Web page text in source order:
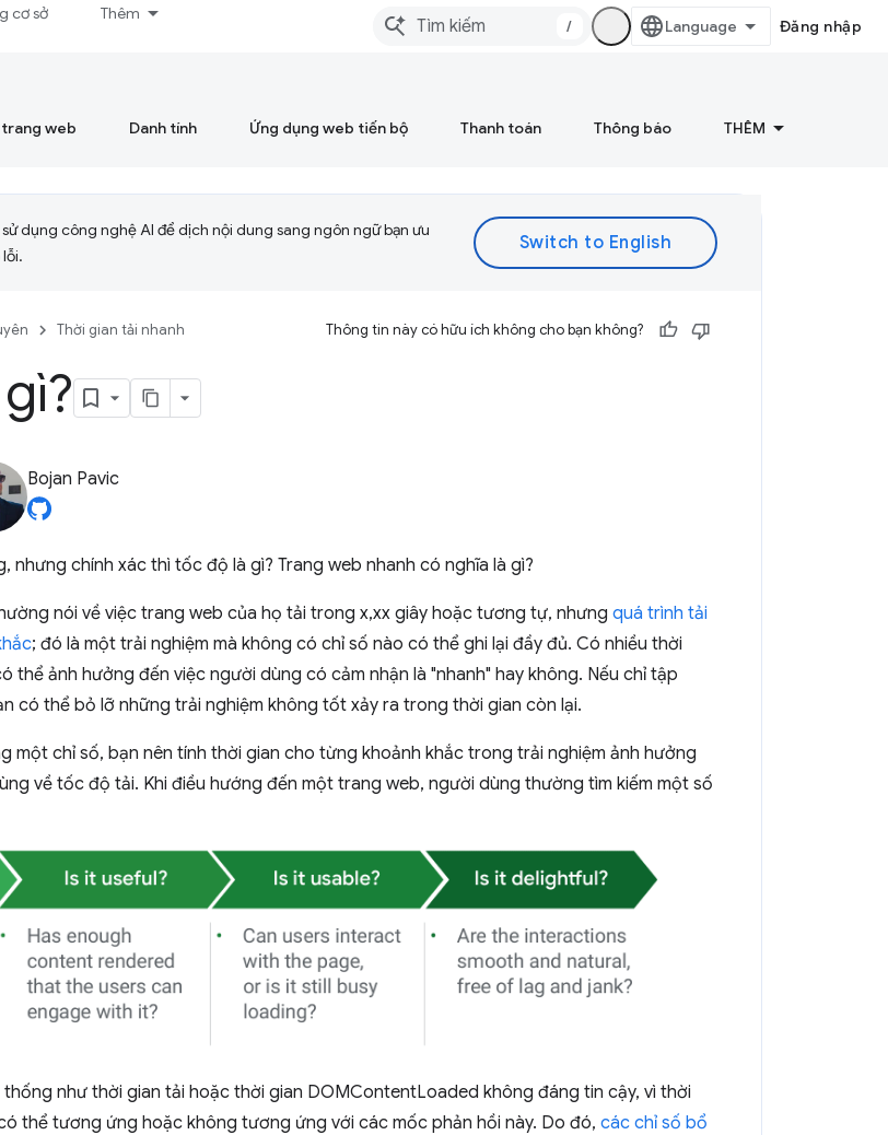
cơ sở Thêm
/ Đăng nhập
trang web Danh tính Ứng dụng web tiến bộ Thanh toán Thông báo THÊM
dụng công nghệ AI để dịch nội dung sang ngôn ngữ bạn ưu
Thời gian tải nhanh Thông tin này có hữu ích không cho bạn không?
Bojan Pavic
nhưng chính xác thì tốc độ là gì? Trang web nhanh có nghĩa là gì?
nói về việc trang web của họ tải trong x,xx giây hoặc tương tự, nhưng quá trình tải
; đó là một trải nghiệm mà không có chỉ số nào có thể ghi lại đầy đủ. Có nhiều thời
thể ảnh hưởng đến việc người dùng có cảm nhận là "nhanh" hay không. Nếu chỉ tập
có thể bỏ lỡ những trải nghiệm không tốt xảy ra trong thời gian còn lại.
một chỉ số, bạn nên tính thời gian cho từng khoảnh khắc trong trải nghiệm ảnh hưởng
về tốc độ tải. Khi điều hướng đến một trang web, người dùng thường tìm kiếm một số
như thời gian tải hoặc thời gian DOMContentLoaded không đáng tin cậy, vì thời
thể tương ứng hoặc không tương ứng với các mốc phản hồi này. Do đó, các chỉ số bổ